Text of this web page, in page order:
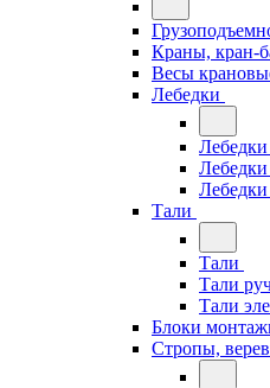
Краны, кран-
Весы
Лебедки
Лебедки
Лебедки
Тали
Тали
Тали
Тали
Блоки
Стропы,